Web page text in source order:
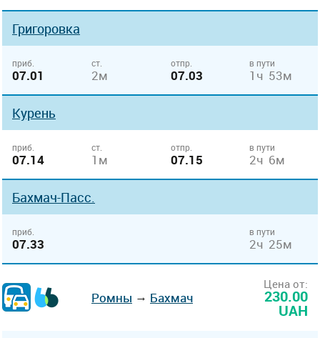
Григоровка
приб.
07.01
ст.
2м
отпр.
07.03
в пути
1ч 53м
Курень
приб.
07.14
ст.
1м
отпр.
07.15
в пути
2ч 6м
Бахмач-Пасс.
приб.
07.33
в пути
2ч 25м
Ромны → Бахмач
Цена от:
230.00
UAH